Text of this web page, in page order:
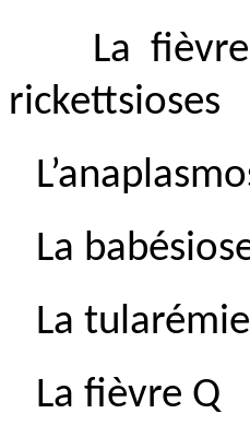
La
rickettsioses
La
La tularémie
La fièvre Q